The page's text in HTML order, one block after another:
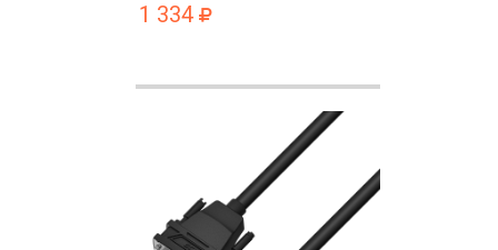
1 334